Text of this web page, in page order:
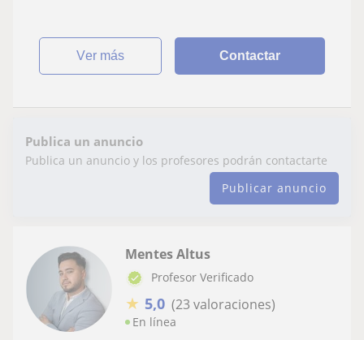
ver más Contactar
Publica un anuncio
Publica un anuncio y los profesores podrán contactarte
Publicar anuncio
Mentes Altus
Profesor Verificado
★ 5,0 (23 valoraciones)
En línea